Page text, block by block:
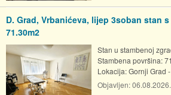
D. Grad, Vrbanićeva, lijep 3soban stan
71.30m2
Stan u stambenoj
Stambena površina:
Lokacija:Gornji Grad
Objavljen:06.08.2026.